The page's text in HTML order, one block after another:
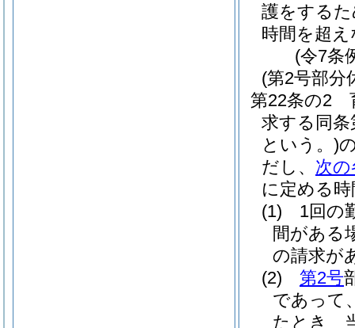
護をする
時間を超
(令7条
(第2号部分
第22条の2
求する同
という。)
だし、 次
に定める
(1)
1回の
間がある
の請求が
(2)
第2号
であって
たとき